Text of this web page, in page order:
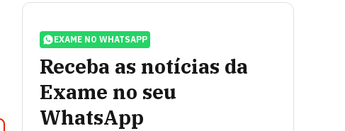
EXAME NO WHATSAPP
Receba as notícias da
Exame no seu
WhatsApp